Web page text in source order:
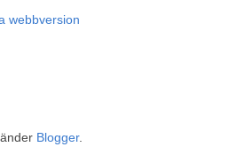
webbversion
Blogger.